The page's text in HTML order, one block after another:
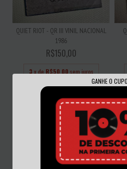
GANHE O
QUIET RIOT - QR III VINIL NACIONAL
1986
R$150,00
3 x de R$50,00 sem juros